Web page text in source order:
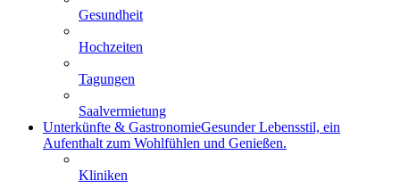
Gesundheit
Hochzeiten
Tagungen
Saalvermietung
Unterkünfte & GastronomieGesunder Lebensstil, ein
Aufenthalt zum Wohlfühlen und Genießen.
Kliniken